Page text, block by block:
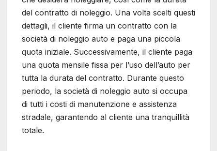
del contratto di noleggio. Una volta scelti questi
dettagli, il cliente firma un contratto con la
società di noleggio auto e paga una piccola
quota iniziale. Successivamente, il cliente paga
una quota mensile fissa per l’uso dell’auto per
tutta la durata del contratto. Durante questo
periodo, la società di noleggio auto si occupa
di tutti i costi di manutenzione e assistenza
stradale, garantendo al cliente una tranquillità
totale.